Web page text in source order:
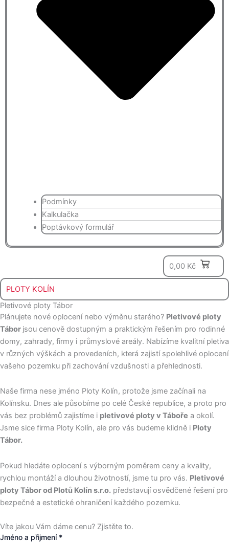
Podmínky
Kalkulačka
Poptávkový formulář
0,00 Kč
PLOTY KOLÍN
Pletivové ploty Tábor
Plánujete nové oplocení nebo výměnu starého? Pletivové ploty
Tábor jsou cenově dostupným a praktickým řešením pro rodinné
domy, zahrady, firmy i průmyslové areály. Nabízíme kvalitní pletiva
v různých výškách a provedeních, která zajistí spolehlivé oplocení
vašeho pozemku při zachování vzdušnosti a přehlednosti.
Naše firma nese jméno Ploty Kolín, protože jsme začínali na
Kolínsku. Dnes ale působíme po celé České republice, a proto pro
vás bez problémů zajistíme i pletivové ploty v Táboře a okolí.
Jsme sice firma Ploty Kolín, ale pro vás budeme klidně i Ploty
Tábor.
Pokud hledáte oplocení s výborným poměrem ceny a kvality,
rychlou montáží a dlouhou životností, jsme tu pro vás. Pletivové
ploty Tábor od Plotů Kolín s.r.o. představují osvědčené řešení pro
bezpečné a estetické ohraničení každého pozemku.
Víte jakou Vám dáme cenu? Zjistěte to.
Jméno a přijmení *